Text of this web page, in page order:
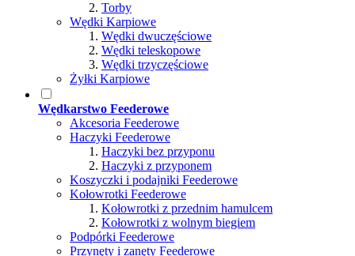
Torby
Wędki Karpiowe
Wędki dwuczęściowe
Wędki teleskopowe
Wędki trzyczęściowe
Żyłki Karpiowe
Wędkarstwo Feederowe
Akcesoria Feederowe
Haczyki Feederowe
Haczyki bez przyponu
Haczyki z przyponem
Koszyczki i podajniki Feederowe
Kołowrotki Feederowe
Kołowrotki z przednim hamulcem
Kołowrotki z wolnym biegiem
Podpórki Feederowe
Przynęty i zanęty Feederowe